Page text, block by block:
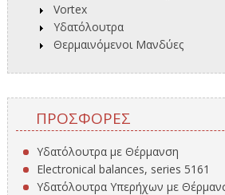
Vortex
Υδατόλουτρα
Θερμαινόμενοι Μανδύες
ΠΡΟΣΦΟΡΈΣ
Υδατόλουτρα με Θέρμανση
Electronical balances, series 5161
Υδατόλουτρα Υπερήχων με